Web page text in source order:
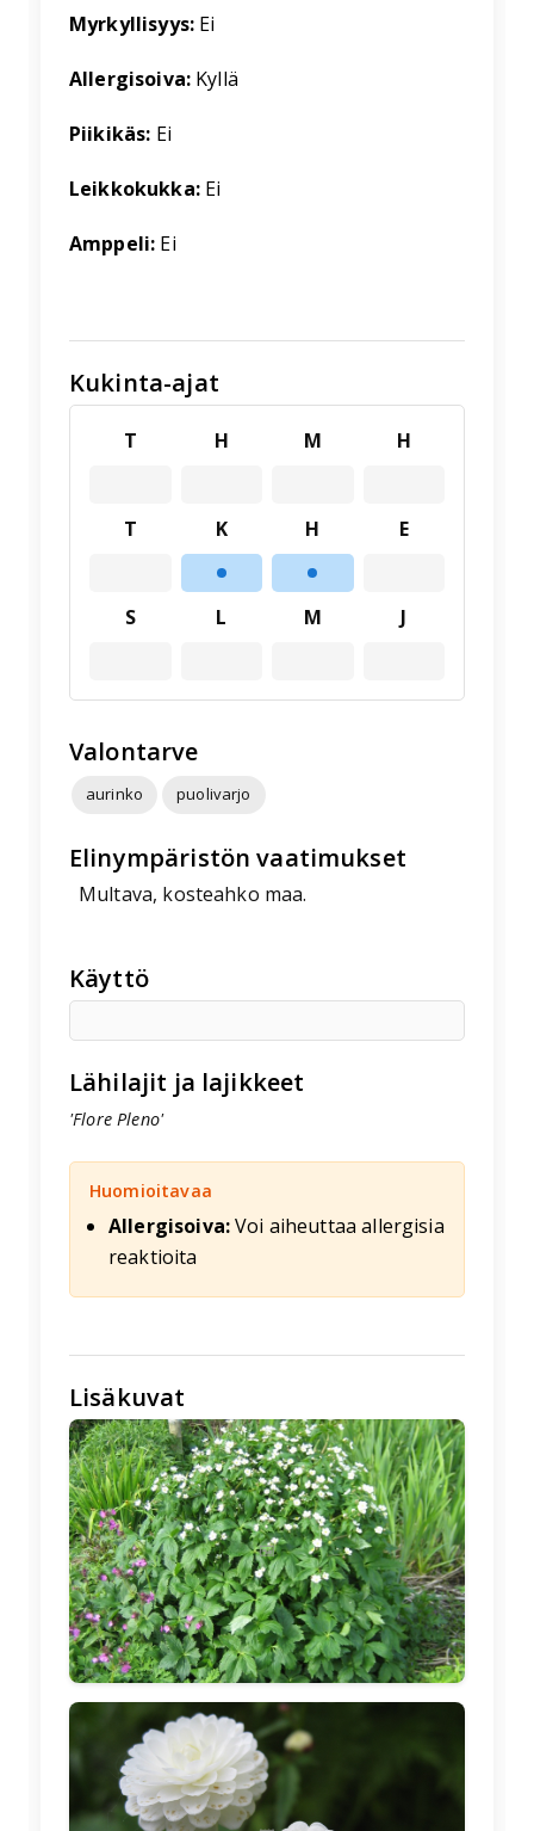
Myrkyllisyys: Ei
Allergisoiva: Kyllä
Piikikäs: Ei
Leikkokukka: Ei
Amppeli: Ei
Kukinta-ajat
T H M H
T K H E
S L M J
Valontarve
aurinko puolivarjo
Elinympäristön vaatimukset
Multava, kosteahko maa.
Käyttö
Lähilajit ja lajikkeet
'Flore Pleno'
Huomioitavaa
Allergisoiva:Voi aiheuttaa allergisia
reaktioita
Lisäkuvat
🖼️